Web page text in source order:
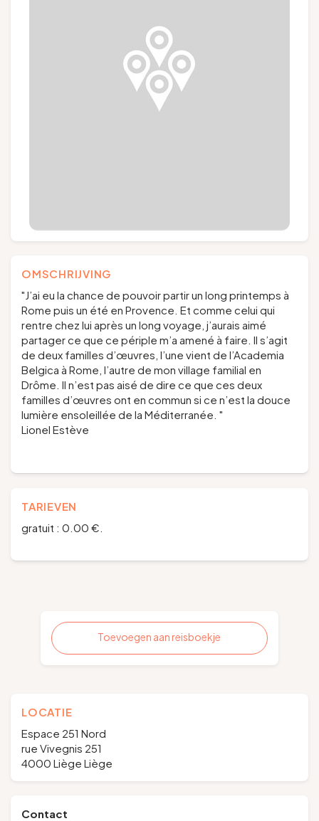
OMSCHRIJVING
"J’ai eu la chance de pouvoir partir un long printemps à
Rome puis un été en Provence. Et comme celui qui
rentre chez lui après un long voyage, j’aurais aimé
partager ce que ce périple m’a amené à faire. Il s’agit
de deux familles d’œuvres, l’une vient de l’Academia
Belgica à Rome, l’autre de mon village familial en
Drôme. Il n’est pas aisé de dire ce que ces deux
familles d’œuvres ont en commun si ce n’est la douce
lumière ensoleillée de la Méditerranée. "
Lionel Estève
TARIEVEN
gratuit : 0.00 €.
Toevoegen aan reisboekje
LOCATIE
Espace 251 Nord
rue Vivegnis 251
4000 Liège Liège
Contact